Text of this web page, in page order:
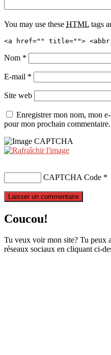
You may use these HTML tags
<a href="" title=""> <abbr
Nom *
E-mail *
Site web
Enregistrer mon nom, mon
pour mon prochain commentaire.
CAPTCHA Code *
Coucou!
Tu veux voir mon site? Tu peux
réseaux sociaux en cliquant ci-